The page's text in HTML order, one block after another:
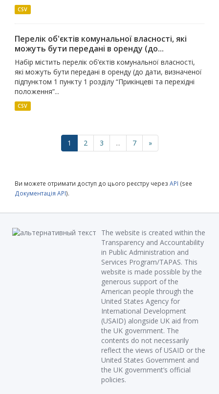
CSV
Перелік об'єктів комунальної власності, які
можуть бути передані в оренду (до...
Набір містить перелік об’єктів комунальної власності,
які можуть бути передані в оренду (до дати, визначеної
підпунктом 1 пункту 1 розділу “Прикінцеві та перехідні
положення”...
CSV
1 2 3 ... 7 »
Ви можете отримати доступ до цього реєстру через API (see
Документація API).
The website is created within the
Transparency and Accountability
in Public Administration and
Services Program/TAPAS. This
website is made possible by the
generous support of the
American people through the
United States Agency for
International Development
(USAID) alongside UK aid from
the UK government. The
contents do not necessarily
reflect the views of USAID or the
United States Government and
the UK government’s official
policies.